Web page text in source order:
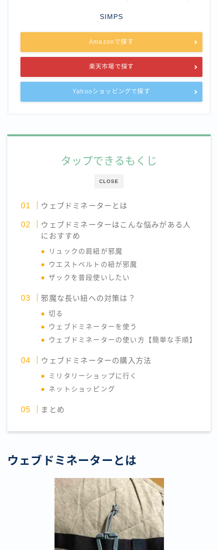
SIMPS
Amazonで探す
楽天市場で探す
Yahooショッピングで探す
CLOSE
タップできるもくじ
ウェブドミネーターとは
ウェブドミネーターはこんな悩みがある人
におすすめ
リュックの肩紐が邪魔
ウエストベルトの紐が邪魔
ザックを普段使いしたい
邪魔な長い紐への対策は？
切る
ウェブドミネーターを使う
ウェブドミネーターの使い方【簡単な手順】
ウェブドミネーターの購入方法
ミリタリーショップに行く
ネットショッピング
まとめ
ウェブドミネーターとは